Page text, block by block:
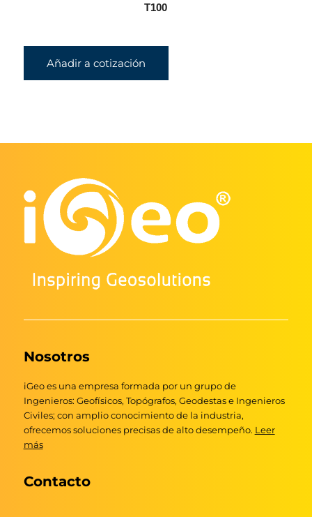
T100
Añadir a cotización
Nosotros
iGeo es una empresa formada por un grupo de
Ingenieros: Geofísicos, Topógrafos, Geodestas e Ingenieros
Civiles; con amplio conocimiento de la industria,
ofrecemos soluciones precisas de alto desempeño. Leer
más
Contacto